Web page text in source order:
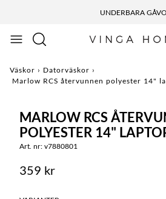
UNDERBARA
Väskor › Datorväskor ›
Marlow RCS återvunnen polyester 14"
MARLOW RCS
POLYESTER 14"
Art. nr: v7880801
359 kr